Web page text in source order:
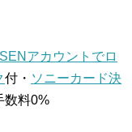
アカウントでロ
付・ ソニーカード決
数料0%